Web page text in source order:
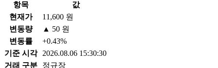
항목
값
현재가
11,600 원
변동량
▲ 50 원
변동률
+0.43%
기준 시각
2026.08.06 15:30:30
거래 구분
정규장